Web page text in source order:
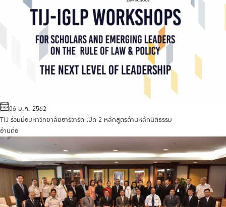
06 ม.ค. 2562
TIJ ร่วมมือมหาวิทยาลัยฮาร์วาร์ด เปิด 2 หลักสูตรด้านหลักนิติธรรม
อ่านต่อ